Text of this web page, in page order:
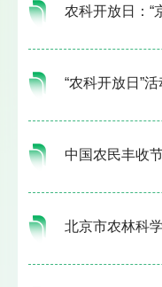
农科开放日：“京
“农科开放日”活
中国农民丰收节 沉
北京市农林科